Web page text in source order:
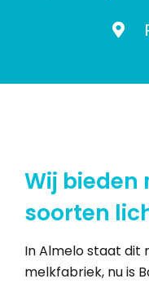
Wij bieden
soorten
In Almelo staat dit
melkfabriek, nu is